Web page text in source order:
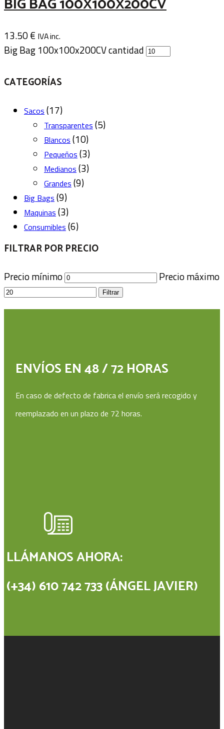
13.50€ IVA inc.
Big Bag 100x100x200CV cantidad
CATEGORÍAS
Sacos (17)
Transparentes (5)
Blancos (10)
Pequeños (3)
Medianos (3)
Grandes (9)
Big Bags (9)
Maquinas (3)
Consumibles (6)
FILTRAR POR PRECIO
Precio mínimo Precio máximo
Filtrar
ENVÍOS EN 48 / 72 HORAS
En caso de defecto de fabrica el envío será recogido y
reemplazado en un plazo de 72 horas.
LLÁMANOS AHORA:
(+34) 610 742 733 (ÁNGEL JAVIER)